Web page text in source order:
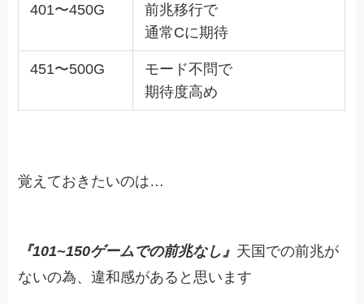
401〜450G
前兆移行で
通常Cに期待
451〜500G
モード不問で
期待度高め
覚えておきたいのは…
『101~150ゲームでの前兆なし』 天国での前兆が
ないの為、違和感があると思います